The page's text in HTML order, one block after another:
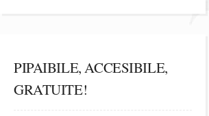
PIPAIBILE, ACCESIBILE,
GRATUITE!